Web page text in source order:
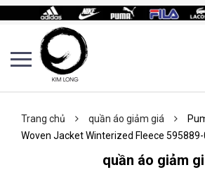
Trang chủ quần áo giảm giá
Woven Jacket Winterized Fleece 595889-
quần áo giảm